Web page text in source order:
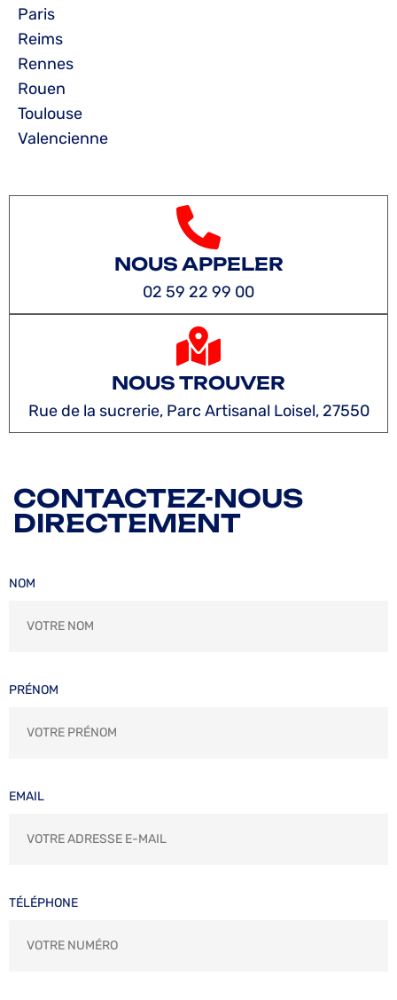
Paris
Reims
Rennes
Rouen
Toulouse
Valencienne
NOUS APPELER
02 59 22 99 00
NOUS TROUVER
Rue de la sucrerie, Parc Artisanal Loisel, 27550
CONTACTEZ-NOUS
DIRECTEMENT
NOM
PRÉNOM
EMAIL
TÉLÉPHONE